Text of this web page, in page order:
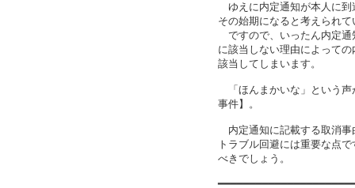
ゆえに内定通知が本人に到
その始期になると考えられて
ですので、いったん内定通
に該当しない理由によって
該当してしまいます。
「ほんまかいな」という声
事件】。
内定通知に記載する取消事
トラブル回避には重要な点
べきでしょう。